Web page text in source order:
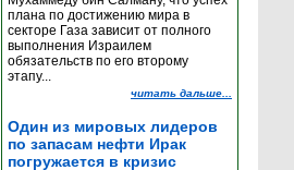
плана по достижению мира в
секторе Газа зависит от полного
выполнения Израилем
обязательств по его второму
этапу...
читать дальше...
Один из мировых лидеров
по запасам нефти Ирак
погружается в кризис